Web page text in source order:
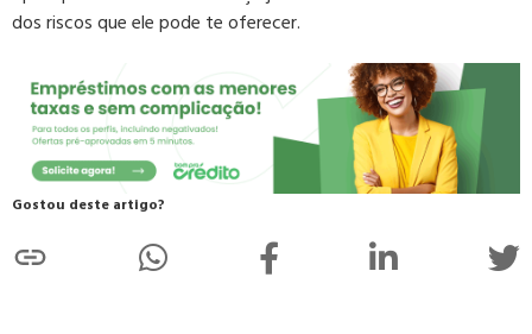
dos riscos que ele pode te oferecer.
Gostou deste artigo?